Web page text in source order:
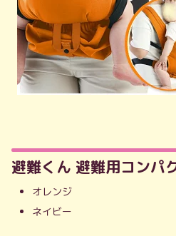
避難くん 避難用コンパ
オレンジ
ネイビー